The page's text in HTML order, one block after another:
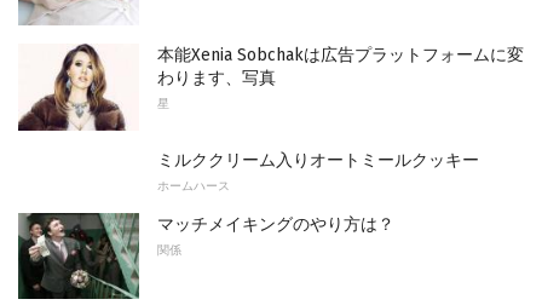
本能Xenia Sobchakは広告プラットフォームに変
わります、写真
星
ミルククリーム入りオートミールクッキー
ホームハース
マッチメイキングのやり方は？
関係